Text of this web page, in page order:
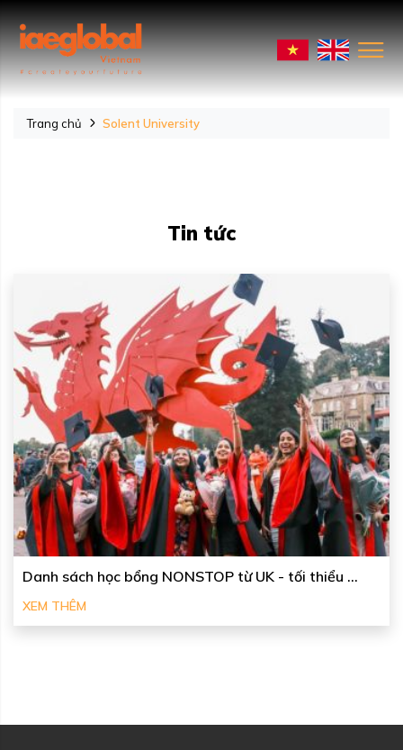
Trang chủ Solent University
Tin tức
Danh sách học bổng NONSTOP từ UK - tối thiểu ...
XEM THÊM